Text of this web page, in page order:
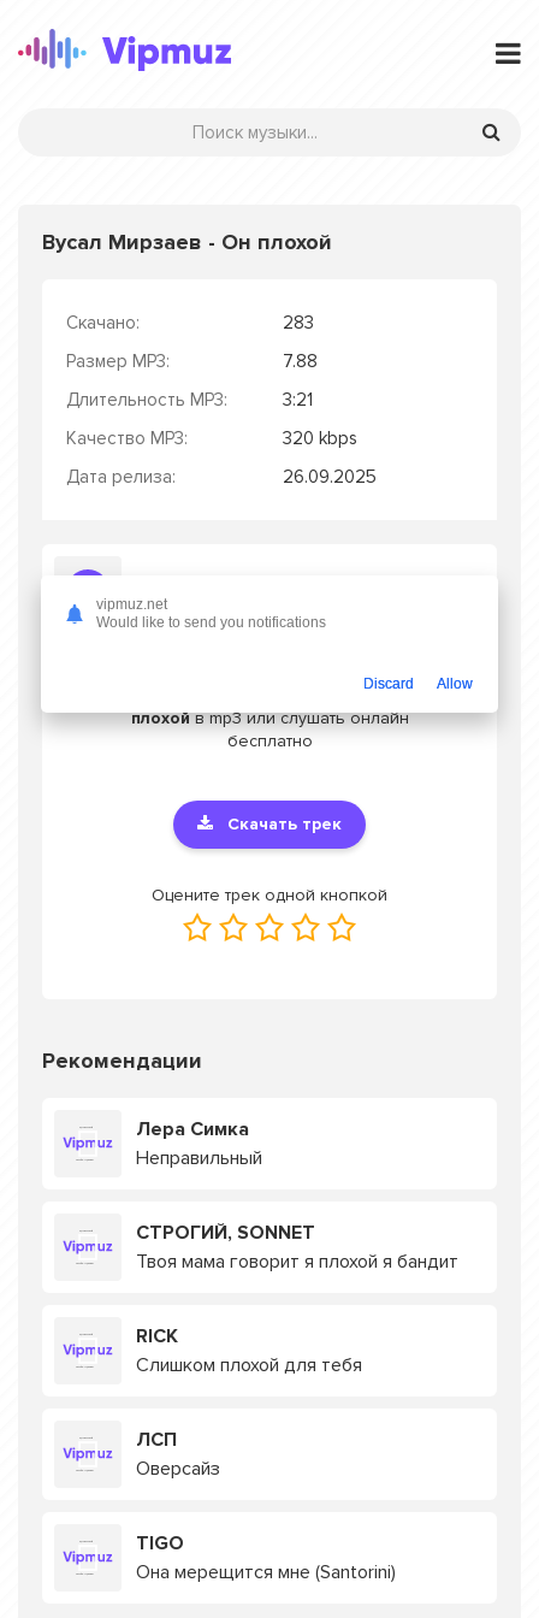
Вусал Мирзаев - Он плохой
Скачано:
283
Размер MP3:
7.88
Длительность MP3:
3:21
Качество MP3:
320 kbps
Дата релиза:
26.09.2025
Скачать песню Вусал Мирзаев - Он
плохойв mp3 или слушать онлайн
бесплатно
Скачать трек
Оцените трек одной кнопкой
Рекомендации
Лера Симка
Неправильный
СТРОГИЙ, SONNET
Твоя мама говорит я плохой я бандит
RICK
Слишком плохой для тебя
ЛСП
Оверсайз
TIGO
Она мерещится мне (Santorini)
vipmuz.net
Would like to send you notifications
Discard Allow